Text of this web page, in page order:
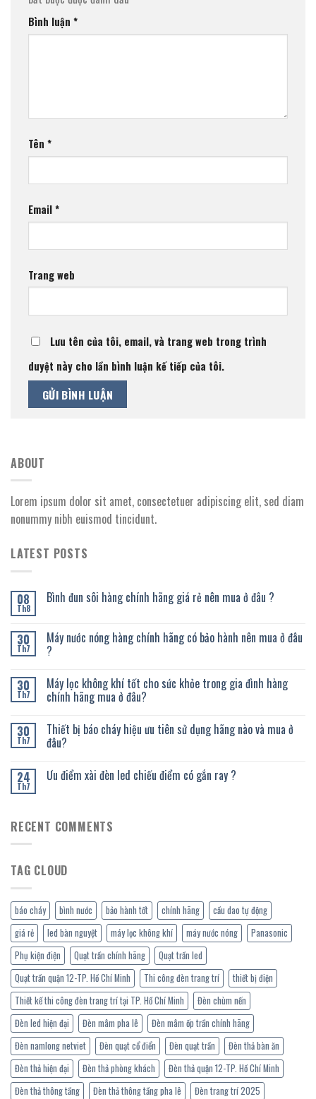
Bình luận *
Tên *
Email*
Trang web
Lưu tên của tôi, email, và trang web trong trình
duyệt này cho lần bình luận kế tiếp của tôi.
ABOUT
Lorem ipsum dolor sit amet, consectetuer adipiscing elit, sed diam
nonummy nibh euismod tincidunt.
LATEST POSTS
08
Th8
Bình đun sôi hàng chính hãng giá rẻ nên mua ở đâu ?
30
Th7
Máy nước nóng hàng chính hãng có bảo hành nên mua ở đâu
?
30
Th7
Máy lọc không khí tốt cho sức khỏe trong gia đình hàng
chính hãng mua ở đâu?
30
Th7
Thiết bị báo cháy hiệu ưu tiên sử dụng hãng nào và mua ở
đâu?
24
Th7
Ưu điểm xài đèn led chiếu điểm có gắn ray ?
RECENT COMMENTS
TAG CLOUD
báo cháy bình nước bảo hành tốt chính hãng
cầu dao tự động
giá rẻ
led bàn nguyệt máy lọc không khí máy nước nóng
Panasonic
Phụ kiện điện
Quạt trần chính hãng
Quạt trần led
Quạt trần quận 12-TP. Hồ Chí Minh
Thi công đèn trang trí
thiết bị điện
Thiết kế thi công đèn trang trí tại TP. Hồ Chí Minh
Đèn chùm nến
Đèn led hiện đại
Đèn mâm pha lê
Đèn mâm ốp trần chính hãng
Đèn namlong netviet
Đèn quạt cổ điển Đèn quạt trần
Đèn thả bàn ăn
Đèn thả hiện đại
Đèn thả phòng khách
Đèn thả quận 12-TP. Hồ Chí Minh
Đèn thả thông tầng
Đèn thả thông tầng pha lê
Đèn trang trí 2025